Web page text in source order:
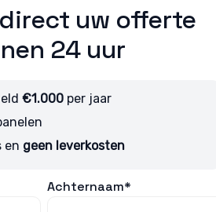
uw offerte
24 uur
€1.000per jaar
en geen leverkosten
Achternaam*